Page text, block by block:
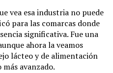
vea esa industria no puede
para las comarcas donde
significativa. Fue una
ahora la veamos
lácteo y de alimentación
avanzado.